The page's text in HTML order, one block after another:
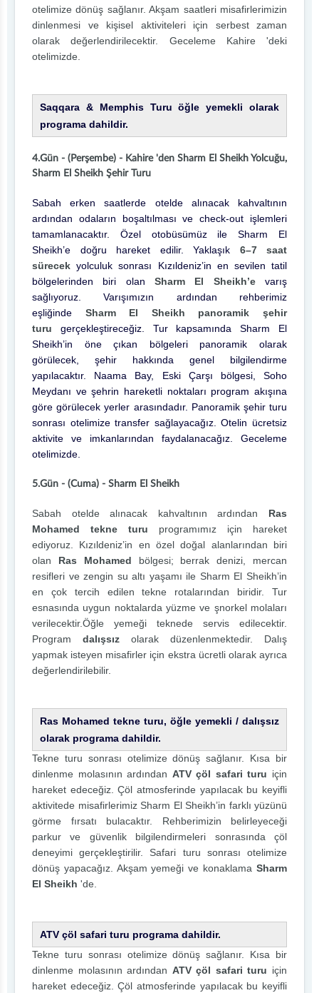
otelimize dönüş sağlanır. Akşam saatleri misafirlerimizin
dinlenmesi ve kişisel aktiviteleri için serbest zaman
olarak değerlendirilecektir. Geceleme Kahire 'deki
otelimizde.
Saqqara & Memphis Turu öğle yemekli olarak
programa dahildir.
4.Gün - (Perşembe) - Kahire 'den Sharm El Sheikh Yolcuğu,
Sharm El Sheikh Şehir Turu
Sabah erken saatlerde otelde alınacak kahvaltının
ardından odaların boşaltılması ve check-out işlemleri
tamamlanacaktır. Özel otobüsümüz ile Sharm El
Sheikh’e doğru hareket edilir. Yaklaşık 6–7 saat
sürecek yolculuk sonrası Kızıldeniz’in en sevilen tatil
bölgelerinden biri olan Sharm El Sheikh’evarış
sağlıyoruz. Varışımızın ardından rehberimiz
eşliğinde Sharm El Sheikh panoramik şehir
turu gerçekleştireceğiz. Tur kapsamında Sharm El
Sheikh’in öne çıkan bölgeleri panoramik olarak
görülecek, şehir hakkında genel bilgilendirme
yapılacaktır. Naama Bay, Eski Çarşı bölgesi, Soho
Meydanı ve şehrin hareketli noktaları program akışına
göre görülecek yerler arasındadır. Panoramik şehir turu
sonrası otelimize transfer sağlayacağız. Otelin ücretsiz
aktivite ve imkanlarından faydalanacağız. Geceleme
otelimizde.
5.Gün - (Cuma) - Sharm El Sheikh
Sabah otelde alınacak kahvaltının ardından Ras
Mohamed tekne turu programımız için hareket
ediyoruz. Kızıldeniz’in en özel doğal alanlarından biri
olan Ras Mohamed bölgesi; berrak denizi, mercan
resifleri ve zengin su altı yaşamı ile Sharm El Sheikh’in
en çok tercih edilen tekne rotalarından biridir. Tur
esnasında uygun noktalarda yüzme ve şnorkel molaları
verilecektir.Öğle yemeği teknede servis edilecektir.
Program dalışsız olarak düzenlenmektedir. Dalış
yapmak isteyen misafirler için ekstra ücretli olarak ayrıca
değerlendirilebilir.
Ras Mohamed tekne turu, öğle yemekli / dalışsız
olarak programa dahildir.
Tekne turu sonrası otelimize dönüş sağlanır. Kısa bir
dinlenme molasının ardından ATV çöl safari turu için
hareket edeceğiz. Çöl atmosferinde yapılacak bu keyifli
aktivitede misafirlerimiz Sharm El Sheikh’in farklı yüzünü
görme fırsatı bulacaktır. Rehberimizin belirleyeceği
parkur ve güvenlik bilgilendirmeleri sonrasında çöl
deneyimi gerçekleştirilir. Safari turu sonrası otelimize
dönüş yapacağız. Akşam yemeği ve konaklama Sharm
El Sheikh 'de.
ATV çöl safari turu programa dahildir.
Tekne turu sonrası otelimize dönüş sağlanır. Kısa bir
dinlenme molasının ardından ATV çöl safari turu için
hareket edeceğiz. Çöl atmosferinde yapılacak bu keyifli